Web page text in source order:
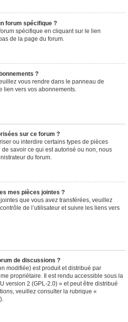
forum spécifique ?
spécifique en cliquant sur le lien
de la page du forum.
?
vous rendre dans le panneau de
lien vers vos abonnements.
sur ce forum ?
ou interdire certains types de pièces
de savoir ce qui est autorisé ou non, nous
du forum.
mes pièces jointes ?
que vous avez transférées, veuillez
de l’utilisateur et suivre les liens vers
de discussions ?
modifiée) est produit et distribué par
propriétaire. Il est rendu accessible sous la
version 2 (GPL-2.0) » et peut être distribué
veuillez consulter la rubrique «